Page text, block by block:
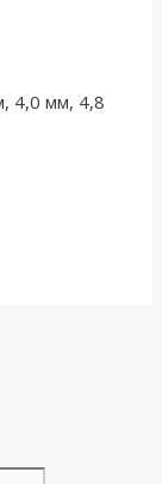
4,0 мм, 4,8